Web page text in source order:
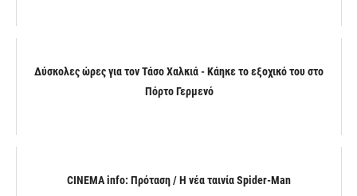
Δύσκολες ώρες για τον Τάσο Χαλκιά - Κάηκε το εξοχικό του στο
Πόρτο Γερμενό
CINEMA info: Πρόταση / Η νέα ταινία Spider-Man